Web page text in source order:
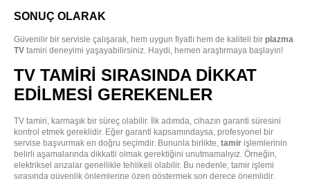
SONUÇ OLARAK
Güvenilir bir servisle çalışarak, hem uygun fiyatlı hem de kaliteli bir plazma
TV tamiri deneyimi yaşayabilirsiniz. Haydi, hemen araştırmaya başlayın!
TV TAMIRI SIRASINDA DIKKAT
EDILMESI GEREKENLER
TV tamiri, karmaşık bir süreç olabilir. İlk adımda, cihazın garanti süresini
kontrol etmek gereklidir. Eğer garanti kapsamındaysa, profesyonel bir
servise başvurmak en doğru seçimdir. Bununla birlikte, tamir işlemlerinin
belirli aşamalarında dikkatli olmak gerektiğini unutmamalıyız. Örneğin,
elektriksel arızalar genellikle tehlikeli olabilir. Bu nedenle, tamir işlemi
sırasında güvenlik önlemlerine özen göstermek son derece önemlidir.